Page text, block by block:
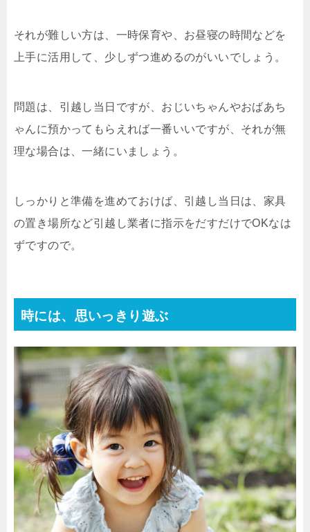
それが難しい方は、一時保育や、お昼寝の時間などを
上手に活用して、少しずつ進めるのがいいでしょう。
問題は、引越し当日ですが、おじいちゃんやおばあち
ゃんに預かってもらえれば一番いいですが、それが無
理な場合は、一緒にいましょう。
しっかりと準備を進めておけば、引越し当日は、家具
の置き場所など引越し業者に指示をだすだけでOKなは
ずですので。
時には、思いっきり遊ぶ